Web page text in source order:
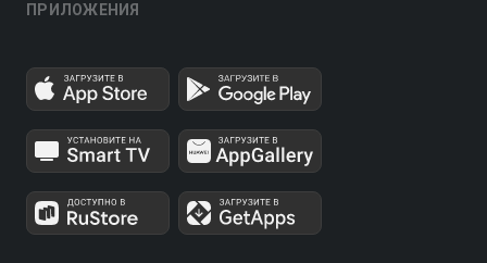
ПРИЛОЖЕНИЯ